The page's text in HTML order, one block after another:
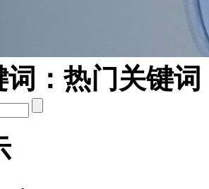
： 热门关键词